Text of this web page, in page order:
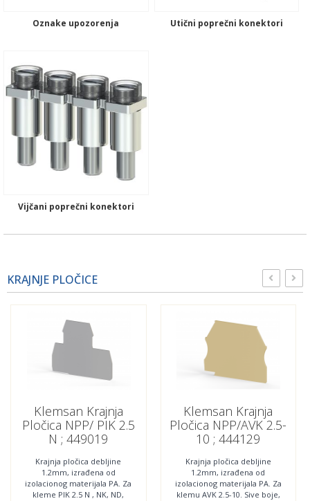
Oznake upozorenja Utični poprečni konektori
Vijčani poprečni konektori
KRAJNJE PLOČICE
Klemsan Krajnja
Pločica NPP/ PIK 2.5
N ; 449019
Krajnja pločica debljine
1.2mm, izrađena od
izolacionog materijala PA. Za
kleme PIK 2.5 N , NK, ND,
Klemsan Krajnja
Pločica NPP/AVK 2.5-
10 ; 444129
Krajnja pločica debljine
1.2mm, izrađena od
izolacionog materijala PA. Za
klemu AVK 2.5-10. Sive boje,